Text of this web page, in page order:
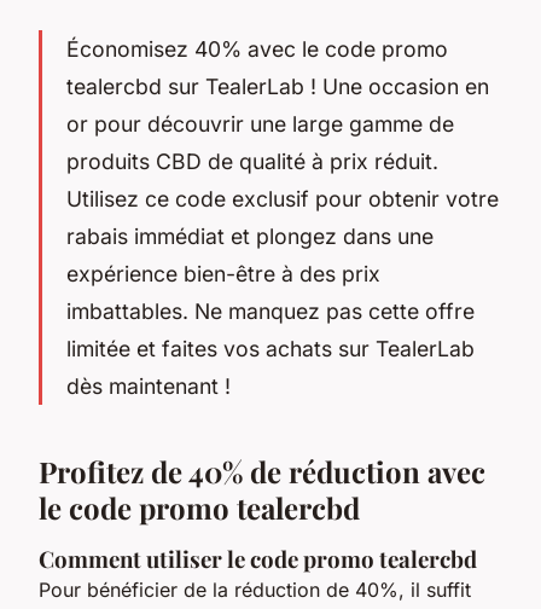
Économisez 40% avec le code promo
tealercbd sur TealerLab ! Une occasion en
or pour découvrir une large gamme de
produits CBD de qualité à prix réduit.
Utilisez ce code exclusif pour obtenir votre
rabais immédiat et plongez dans une
expérience bien-être à des prix
imbattables. Ne manquez pas cette offre
limitée et faites vos achats sur TealerLab
dès maintenant !
Profitez de 40% de réduction avec
le code promo tealercbd
Comment utiliser le code promo tealercbd
Pour bénéficier de la réduction de 40%, il suffit